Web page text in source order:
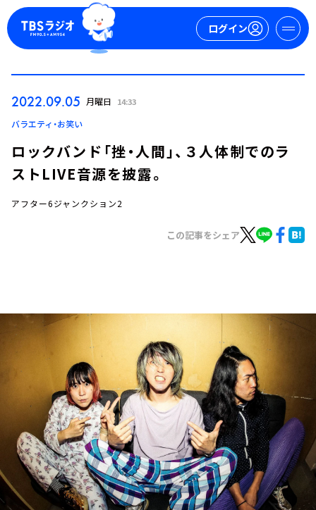
ログイン
ログイン
お知らせ
イベント・グッズ
YouTube
会社情報
2022.09.05 月曜日 14:33
バラエティ・お笑い
ロックバンド「挫・人間」、３人体制でのラ
ストLIVE音源を披露。
アフター6ジャンクション2
この記事をシェア